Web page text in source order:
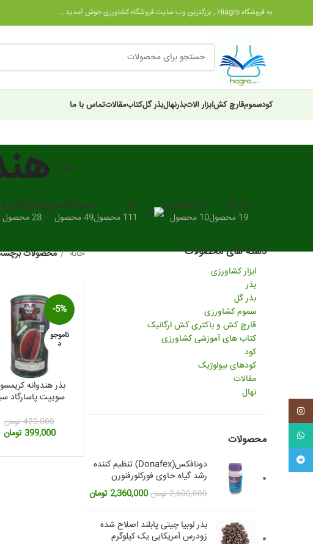
به فروشگاه Hiagro , بزرگترین وب سایت فروشگاه کشاورزی خوش آمدید ...
کودسمومقارچ کشابزار آلاتبذرنهالبذر گلکتابمقالاتتماس با ما
بذر گل
19 محصول
ابزار کشاورزی
10 محصول
بذر
111 محصول
سموم کشاورزی
49 محصول
قارچ کش و
28 محصول
دسته های محصولات
ابزار کشاورزی
بذر
بذر گل
سموم کشاورزی
قارچ کش و باکتری کش ارگانیک
کتاب های آموزشی کشاورزی
کود
کودهای بیولوژیک
مقالات
نهال
محصولات
دونافکس(Donafex) تنظیم کننده
رشد گیاه حاوی فورکلورفنورن
2,600,000 تومانقیمت
اصلی:
2,600,000 تومان
بود.
2,360,000تومانقیمت
فعلی:
بذر لوبیا چیتی پابلند اصلاح شده
زودرس آمریکایی یک کیلوگرم
خانه محصولات برچسب
-5%
ناموجو
د
بذر هندوانه
سوییت پاسارگاد
420,000 تومان
قیمت
420,000 تومان
399,000تومان
واتس آپ